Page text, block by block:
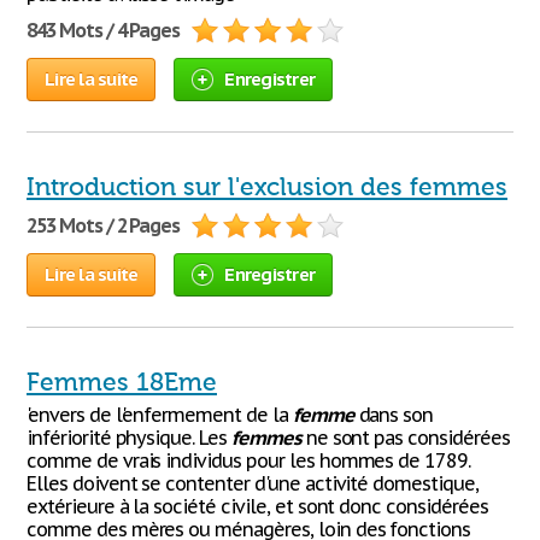
843 Mots / 4 Pages
Lire la suite Enregistrer
Introduction sur l'exclusion des femmes
253 Mots / 2 Pages
Lire la suite Enregistrer
Femmes 18Eme
'envers de l'enfermement de la femmedans son
infériorité physique. Les femmesne sont pas considérées
comme de vrais individus pour les hommes de 1789.
Elles doivent se contenter d'une activité domestique,
extérieure à la société civile, et sont donc considérées
comme des mères ou ménagères, loin des fonctions